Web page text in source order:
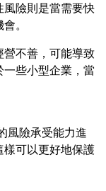
風險則是當需要快
不善，可能導致
些小型企業，當
風險承受能力進
可以更好地保護